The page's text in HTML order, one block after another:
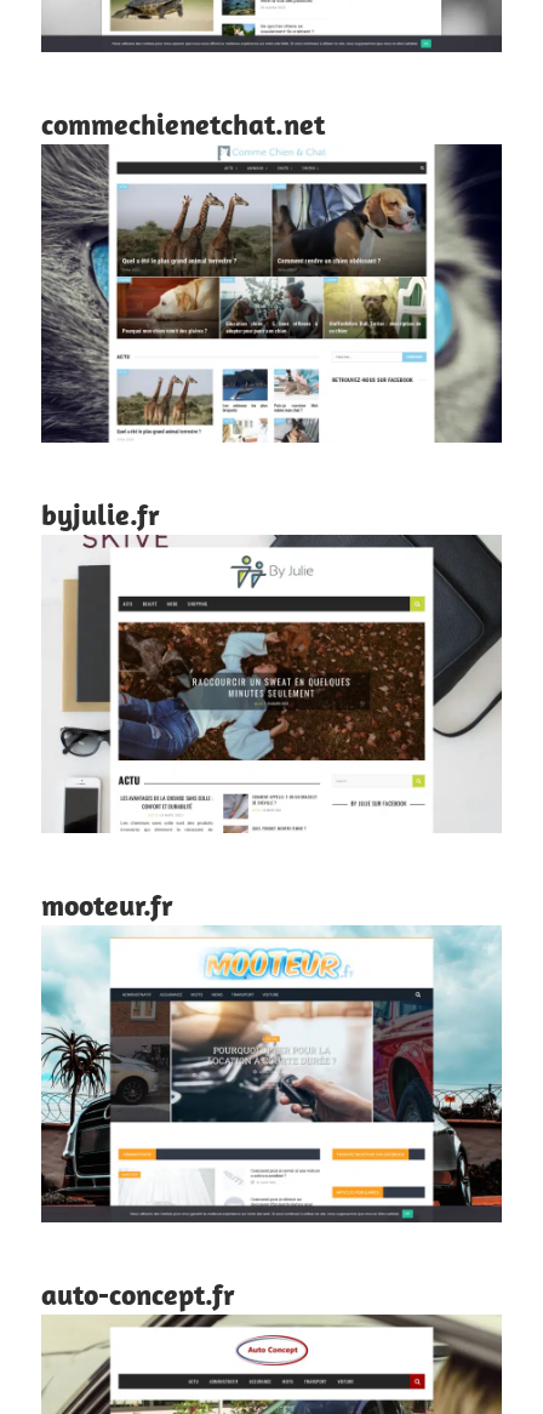
commechienetchat.net
byjulie.fr
mooteur.fr
auto-concept.fr